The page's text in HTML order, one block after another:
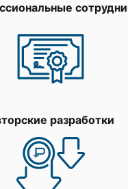
разработки